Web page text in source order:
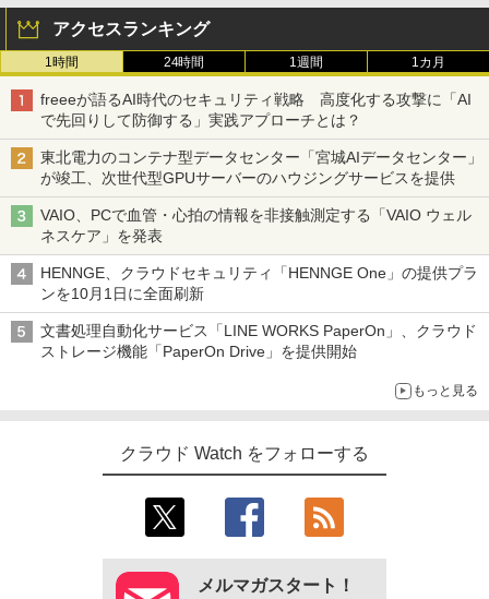
アクセスランキング
1時間 24時間 1週間 1カ月
freeeが語るAI時代のセキュリティ戦略 高度化する攻撃に「AI
で先回りして防御する」実践アプローチとは？
東北電力のコンテナ型データセンター「宮城AIデータセンター」
が竣工、次世代型GPUサーバーのハウジングサービスを提供
VAIO、PCで血管・心拍の情報を非接触測定する「VAIO ウェル
ネスケア」を発表
HENNGE、クラウドセキュリティ「HENNGE One」の提供プラ
ンを10月1日に全面刷新
文書処理自動化サービス「LINE WORKS PaperOn」、クラウド
ストレージ機能「PaperOn Drive」を提供開始
もっと見る
クラウド Watch をフォローする
メルマガスタート！